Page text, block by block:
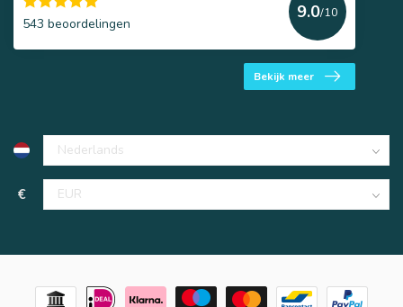
543 beoordelingen
9.0/10
Bekijk meer
€